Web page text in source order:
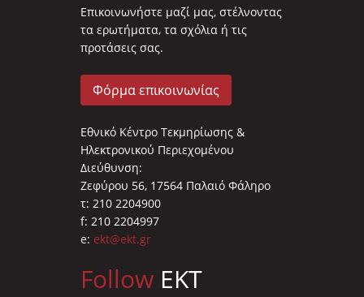
Επικοινωνήστε μαζί μας, στέλνοντας
τα ερωτήματα, τα σχόλια ή τις
προτάσεις σας.
Φόρμα επικοινωνίας
Εθνικό Κέντρο Τεκμηρίωσης &
Ηλεκτρονικού Περιεχομένου
Διεύθυνση:
Ζεφύρου 56, 17564 Παλαιό Φάληρο
τ: 210 2204900
f: 210 2204997
e: ekt@ekt.gr
Follow EKT